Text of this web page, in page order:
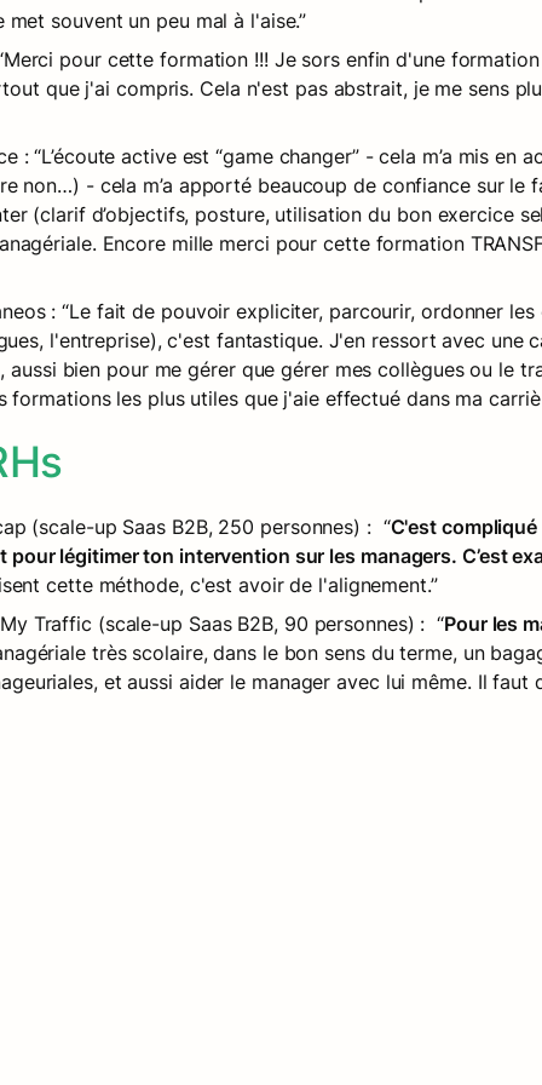
souvent un peu mal à l'aise.”
pour cette formation !!! Je sors enfin d'une
que j'ai compris. Cela n'est pas abstrait, je me sens
: “L’écoute active est “game changer” - cela m’a mis
non…) - cela m’a apporté beaucoup de confiance sur le
(clarif d’objectifs, posture, utilisation du bon exercice
Encore mille merci pour cette formation
: “Le fait de pouvoir expliciter, parcourir, ordonner
l'entreprise), c'est fantastique. J'en ressort avec une
bien pour me gérer que gérer mes collègues ou le
les plus utiles que j'aie effectué dans ma
(scale-up Saas B2B, 250 personnes) :  “C'est compliqué
pour légitimer ton intervention sur les managers. C’est
cette méthode, c'est avoir de l'alignement.”
Traffic (scale-up Saas B2B, 90 personnes) :  “Pour les
très scolaire, dans le bon sens du terme, un
et aussi aider le manager avec lui même. Il faut